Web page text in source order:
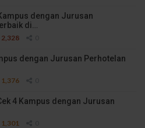
dengan Jurusan
di…
2,328
dengan Jurusan Perhotelan
1,376
4 Kampus dengan Jurusan
1,301